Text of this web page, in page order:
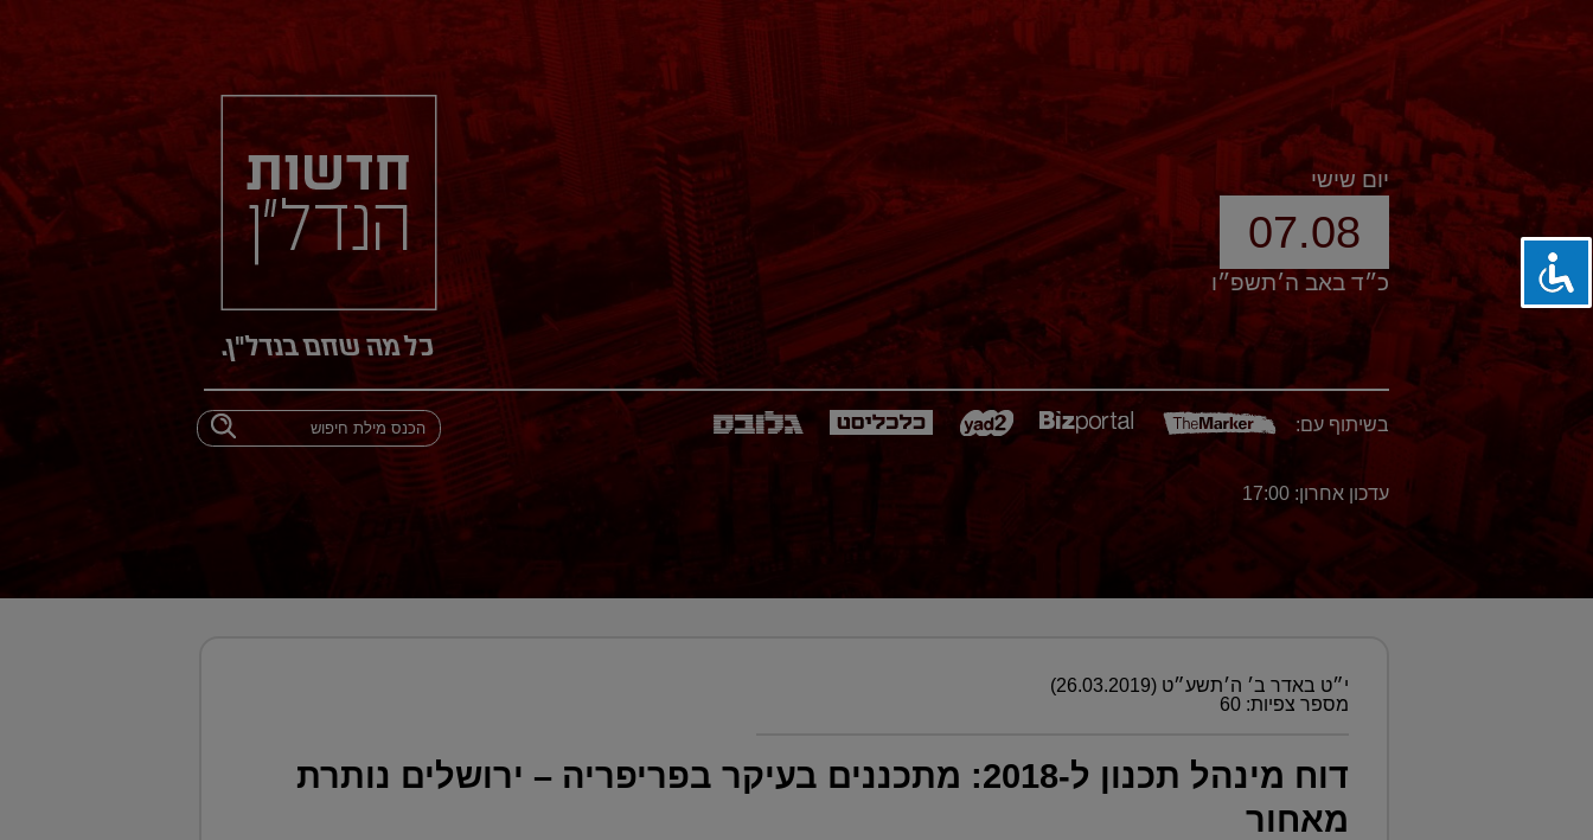
יום שישי
07.08
כ״ד באב ה׳תשפ״ו
בשיתוף עם:
עדכון אחרון: 17:00
י״ט באדר ב׳ ה׳תשע״ט (26.03.2019)
מספר צפיות: 60
דוח מינהל תכנון ל-2018: מתכננים בעיקר בפריפריה – ירושלים נותרת
מאחור